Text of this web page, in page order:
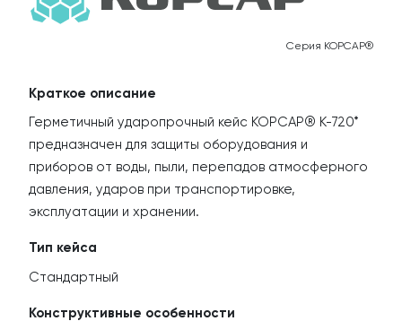
Серия КОРСАР®
Краткое описание
Герметичный ударопрочный кейс КОРСАР® К-720*
предназначен для защиты оборудования и
приборов от воды, пыли, перепадов атмосферного
давления, ударов при транспортировке,
эксплуатации и хранении.
Тип кейса
Стандартный
Конструктивные особенности